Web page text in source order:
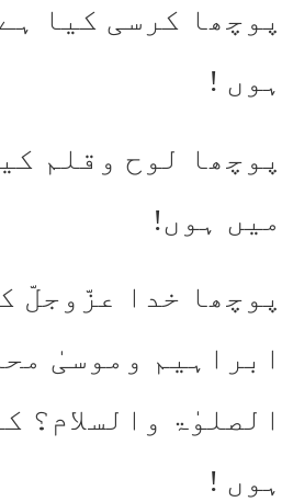
پوچھا کرسی کیا
ہوں !
پوچھا لوح وقلم
میں ہوں!
پوچھا خدا عزّوجلّ
ابراہیم وموسیٰ
الصلوٰۃ والسلام؟
ہوں !